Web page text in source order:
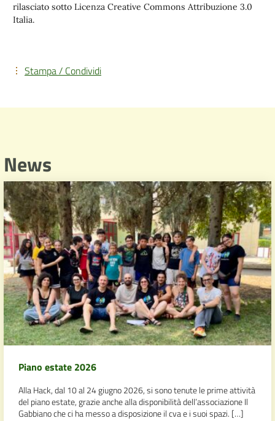
rilasciato sotto Licenza Creative Commons Attribuzione 3.0
Italia.
Stampa / Condividi
News
Piano estate 2026
Alla Hack, dal 10 al 24 giugno 2026, si sono tenute le prime attività
del piano estate, grazie anche alla disponibilità dell’associazione Il
Gabbiano che ci ha messo a disposizione il cva e i suoi spazi. […]